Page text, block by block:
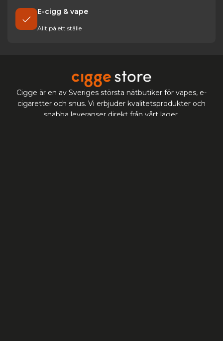
E-cigg & vape
Allt på ett ställe
Cigge är en av Sveriges största nätbutiker för vapes, e-
cigaretter och snus. Vi erbjuder kvalitetsprodukter och
snabba leveranser direkt från vårt lager.